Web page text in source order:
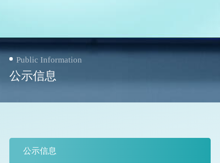
Public Information
公示信息
公示信息